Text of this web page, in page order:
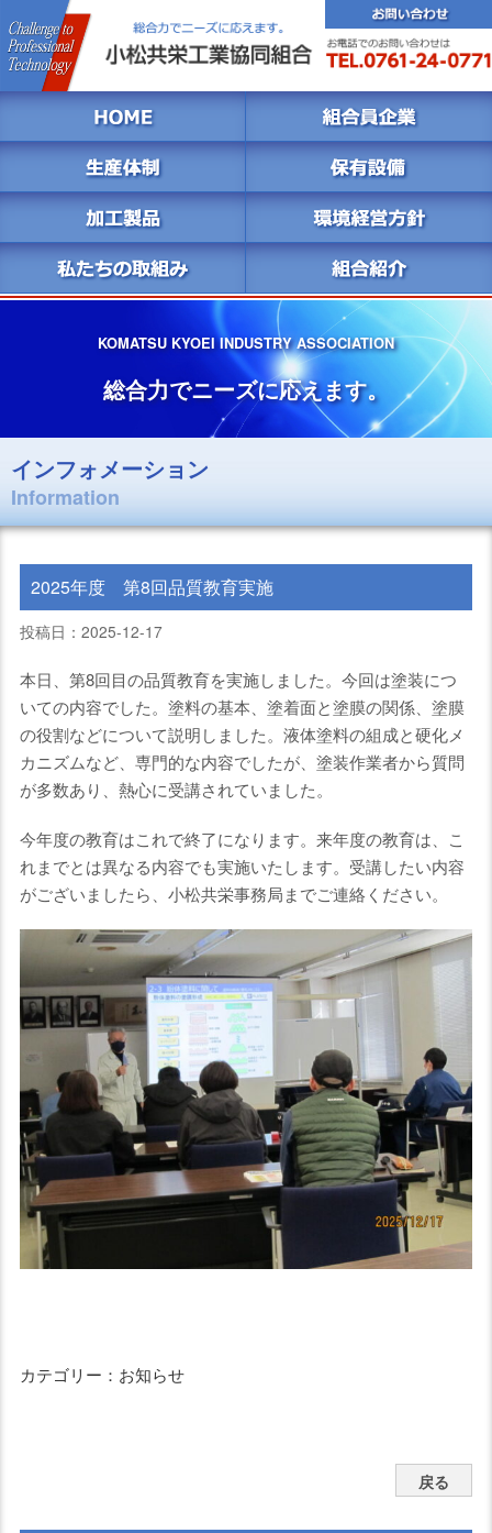
KOMATSU KYOEI INDUSTRY ASSOCIATION
総合力でニーズに応えます。
インフォメーション
Information
2025年度 第8回品質教育実施
投稿日：2025-12-17
本日、第8回目の品質教育を実施しました。今回は塗装につ
いての内容でした。塗料の基本、塗着面と塗膜の関係、塗膜
の役割などについて説明しました。液体塗料の組成と硬化メ
カニズムなど、専門的な内容でしたが、塗装作業者から質問
が多数あり、熱心に受講されていました。
今年度の教育はこれで終了になります。来年度の教育は、こ
れまでとは異なる内容でも実施いたします。受講したい内容
がございましたら、小松共栄事務局までご連絡ください。
カテゴリー：お知らせ
戻る